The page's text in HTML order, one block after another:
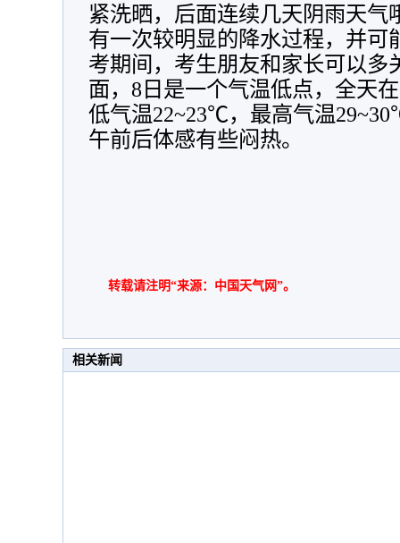
紧洗晒，后面连续几天阴雨天气
有一次较明显的降水过程，并可
考期间，考生朋友和家长可以多
面，8日是一个气温低点，全天
低气温22~23℃，最高气温
午前后体感有些闷热。
转载请注明“来源：中国天气网”。
相关新闻